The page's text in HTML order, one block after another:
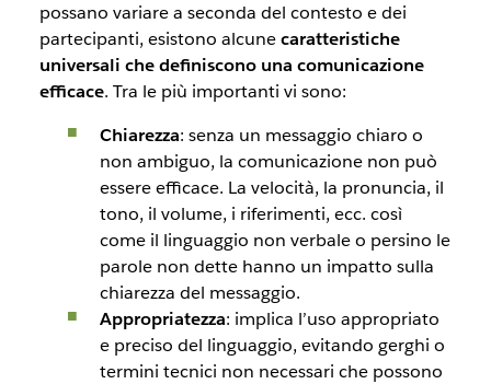
possano variare a seconda del contesto e dei
partecipanti, esistono alcunecaratteristiche
universali che definiscono una comunicazione
efficace. Tra le più importanti vi sono:
Chiarezza: senza un messaggio chiaro o
non ambiguo, la comunicazione non può
essere efficace. La velocità, la pronuncia, il
tono, il volume, i riferimenti, ecc. così
come il linguaggio non verbale o persino le
parole non dette hanno un impatto sulla
chiarezza del messaggio.
Appropriatezza: implica l’uso appropriato
e preciso del linguaggio, evitando gerghi o
termini tecnici non necessari che possono